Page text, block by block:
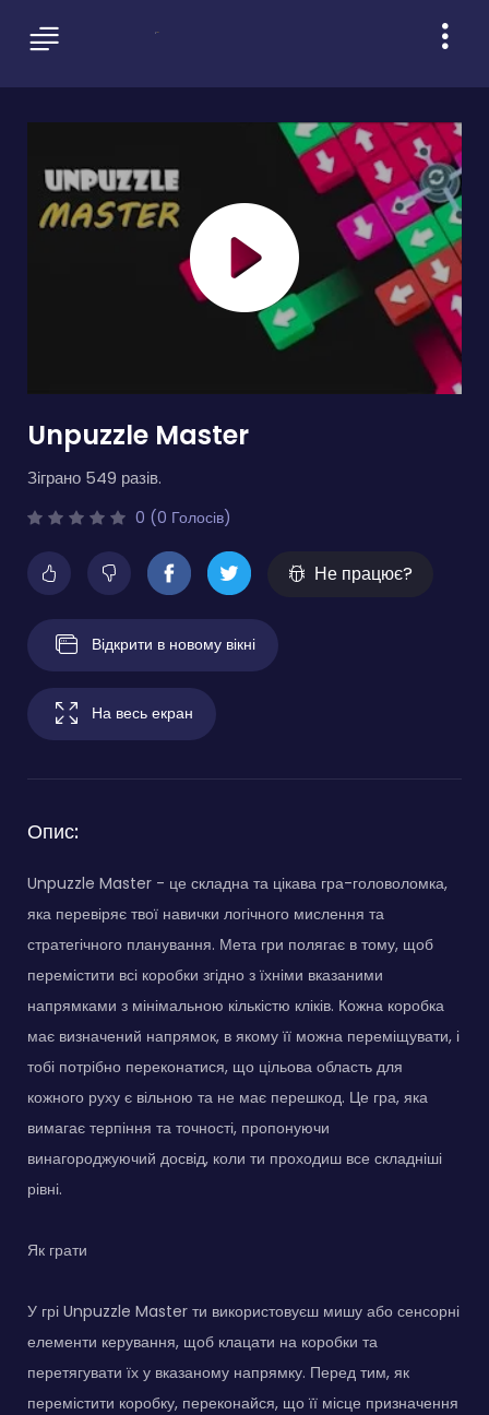
Unpuzzle Master
Зіграно 549 разів.
0 (0 Голосів)
Не працює?
Відкрити в новому вікні
На весь екран
Опис:
Unpuzzle Master - це складна та цікава гра-головоломка,
яка перевіряє твої навички логічного мислення та
стратегічного планування. Мета гри полягає в тому, щоб
перемістити всі коробки згідно з їхніми вказаними
напрямками з мінімальною кількістю кліків. Кожна коробка
має визначений напрямок, в якому її можна переміщувати, і
тобі потрібно переконатися, що цільова область для
кожного руху є вільною та не має перешкод. Це гра, яка
вимагає терпіння та точності, пропонуючи
винагороджуючий досвід, коли ти проходиш все складніші
рівні.
Як грати
У грі Unpuzzle Master ти використовуєш мишу або сенсорні
елементи керування, щоб клацати на коробки та
перетягувати їх у вказаному напрямку. Перед тим, як
перемістити коробку, переконайся, що її місце призначення